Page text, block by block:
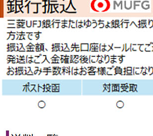
アノーツ
コロコロ
ィホーク
テック